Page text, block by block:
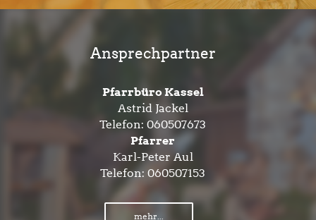
Ansprechpartner
Pfarrbüro Kassel
Astrid Jackel
Telefon: 060507673
Pfarrer
Karl-Peter Aul
Telefon: 060507153
mehr...